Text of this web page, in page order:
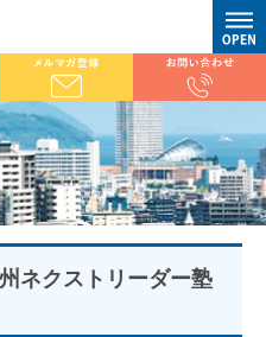
クストリーダー塾